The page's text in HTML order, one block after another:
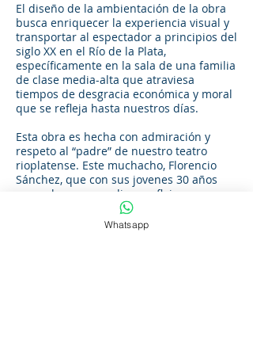
El diseño de la ambientación de la obra
busca enriquecer la experiencia visual y
transportar al espectador a principios del
siglo XX en el Río de la Plata,
específicamente en la sala de una familia
de clase media-alta que atraviesa
tiempos de desgracia económica y moral
que se refleja hasta nuestros días.
Esta obra es hecha con admiración y
respeto al “padre” de nuestro teatro
rioplatense. Este muchacho, Florencio
Sánchez, que con sus jovenes 30 años
supo observar, analizar, reflejarnos, y
mostrarnos quienes somos y fuimos.
¿Quien no es capaz de reflejarse en uno
Whatsapp